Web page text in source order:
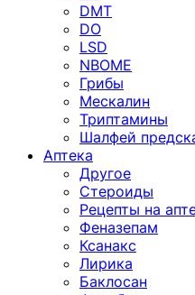
DMT
DO
LSD
NBOME
Грибы
Мескалин
Триптамины
Шалфей
Аптека
Другое
Стероиды
Рецепты на
Феназепам
Ксанакс
Лирика
Баклосан